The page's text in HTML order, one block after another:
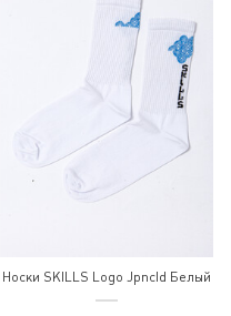
Носки SKILLS Logo Jpncld Белый